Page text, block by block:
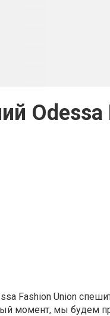
Odessa
Fashion Union
момент, мы будем